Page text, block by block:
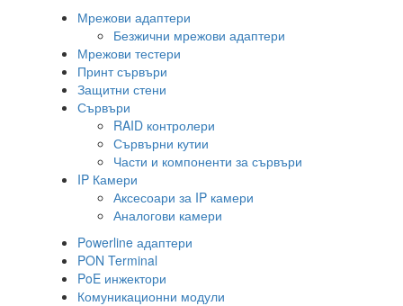
Мрежови адаптери
Безжични мрежови адаптери
Мрежови тестери
Принт сървъри
Защитни стени
Сървъри
RAID контролери
Сървърни кутии
Части и компоненти за сървъри
IP Камери
Аксесоари за IP камери
Аналогови камери
Powerline адаптери
PON Terminal
PoE инжектори
Комуникационни модули